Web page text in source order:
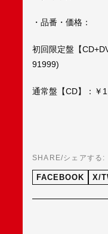
・品番・価格：
初回限定盤【
91999)
通常盤【CD】：￥
SHARE/シェアする:
FACEBOOK X/